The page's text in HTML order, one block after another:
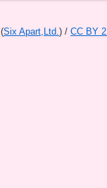
(Six Apart,Ltd.) / CC BY